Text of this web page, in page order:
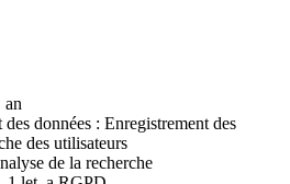
an
données : Enregistrement des
des utilisateurs
de la recherche